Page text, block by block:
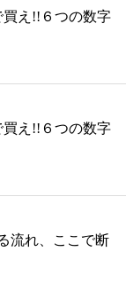
買え!!６つの数字
買え!!６つの数字
流れ、ここで断